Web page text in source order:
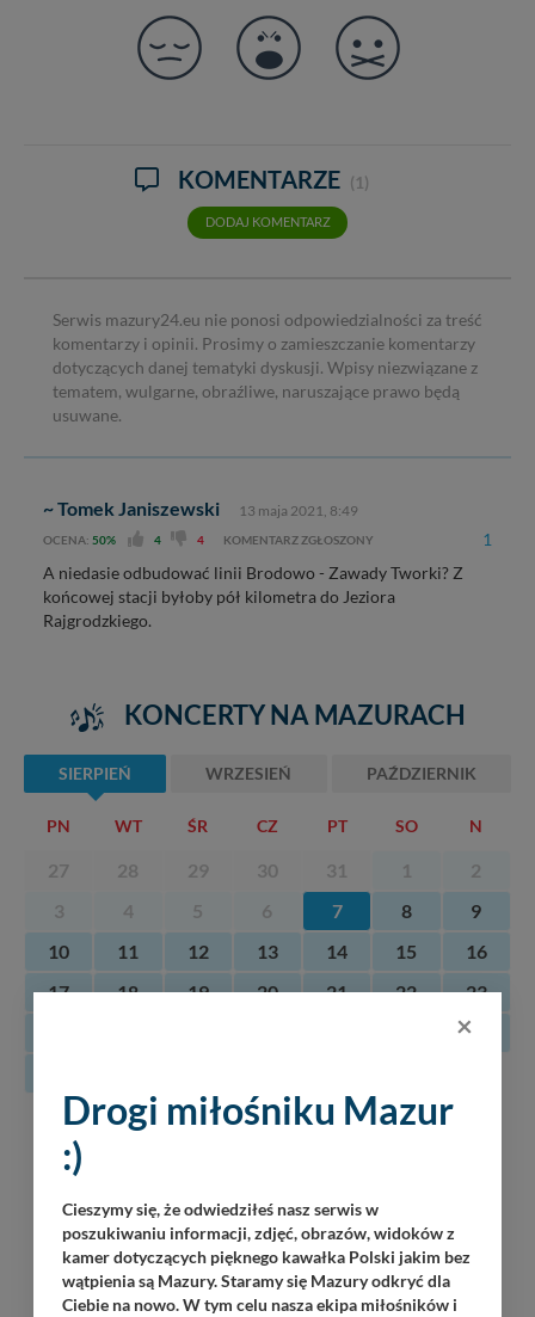
KOMENTARZE (1)
DODAJ KOMENTARZ
Serwis mazury24.eu nie ponosi odpowiedzialności za treść
komentarzy i opinii. Prosimy o zamieszczanie komentarzy
dotyczących danej tematyki dyskusji. Wpisy niezwiązane z
tematem, wulgarne, obraźliwe, naruszające prawo będą
usuwane.
~ Tomek Janiszewski 13 maja 2021, 8:49
OCENA: 50% 4 4 KOMENTARZ ZGŁOSZONY 1
A niedasie odbudować linii Brodowo - Zawady Tworki? Z
końcowej stacji byłoby pół kilometra do Jeziora
Rajgrodzkiego.
KONCERTY NA MAZURACH
SIERPIEŃ WRZESIEŃ PAŹDZIERNIK
PN WT ŚR CZ PT SO N
27 28 29 30 31 1
2
3
4 5 6 7 8
9
10
11 12 13 14 15
16
17
18 19 20 21 22
23
30
07
08.2026
Martinz Band
Załoga Dr. Bryga
Wilkasy / Port Resort Niegocin / 20:00
OKAW Sztorm
Wilkasy / Port PTTK Wilkasy / 21:00
×
Drogi miłośniku Mazur
:)
Cieszymy się, że odwiedziłeś nasz serwis w
poszukiwaniu informacji, zdjęć, obrazów, widoków z
kamer dotyczących pięknego kawałka Polski jakim bez
wątpienia są Mazury. Staramy się Mazury odkryć dla
Ciebie na nowo. W tym celu nasza ekipa miłośników i